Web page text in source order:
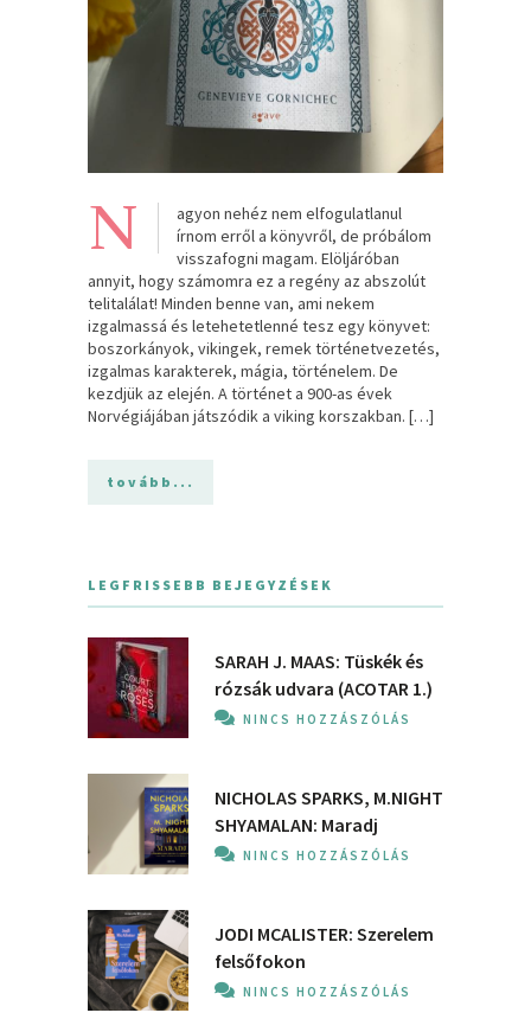
N
agyon nehéz nem elfogulatlanul
írnom erről a könyvről, de próbálom
visszafogni magam. Elöljáróban
annyit, hogy számomra ez a regény az abszolút
telitalálat! Minden benne van, ami nekem
izgalmassá és letehetetlenné tesz egy könyvet:
boszorkányok, vikingek, remek történetvezetés,
izgalmas karakterek, mágia, történelem. De
kezdjük az elején. A történet a 900-as évek
Norvégiájában játszódik a viking korszakban. […]
tovább...
LEGFRISSEBB BEJEGYZÉSEK
SARAH J. MAAS: Tüskék és
rózsák udvara (ACOTAR 1.)
NINCS HOZZÁSZÓLÁS
NICHOLAS SPARKS, M.NIGHT
SHYAMALAN: Maradj
NINCS HOZZÁSZÓLÁS
JODI MCALISTER: Szerelem
felsőfokon
NINCS HOZZÁSZÓLÁS